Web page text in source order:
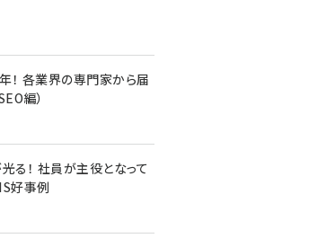
！ 各業界の専門家から届
編）
る！ 社員が主役となって
好事例